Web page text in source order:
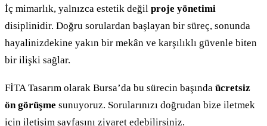
İç mimarlık, yalnızca estetik değil proje yönetimi
disiplinidir. Doğru sorulardan başlayan bir süreç, sonunda
hayalinizdekine yakın bir mekân ve karşılıklı güvenle biten
bir ilişki sağlar.
FİTA Tasarım olarak Bursa’da bu sürecin başında ücretsiz
ön görüşme sunuyoruz. Sorularınızı doğrudan bize iletmek
için iletişim sayfasını ziyaret edebilirsiniz.